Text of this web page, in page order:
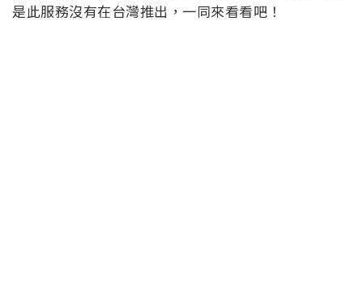
是此服務沒有在台灣推出，一同來看看吧！